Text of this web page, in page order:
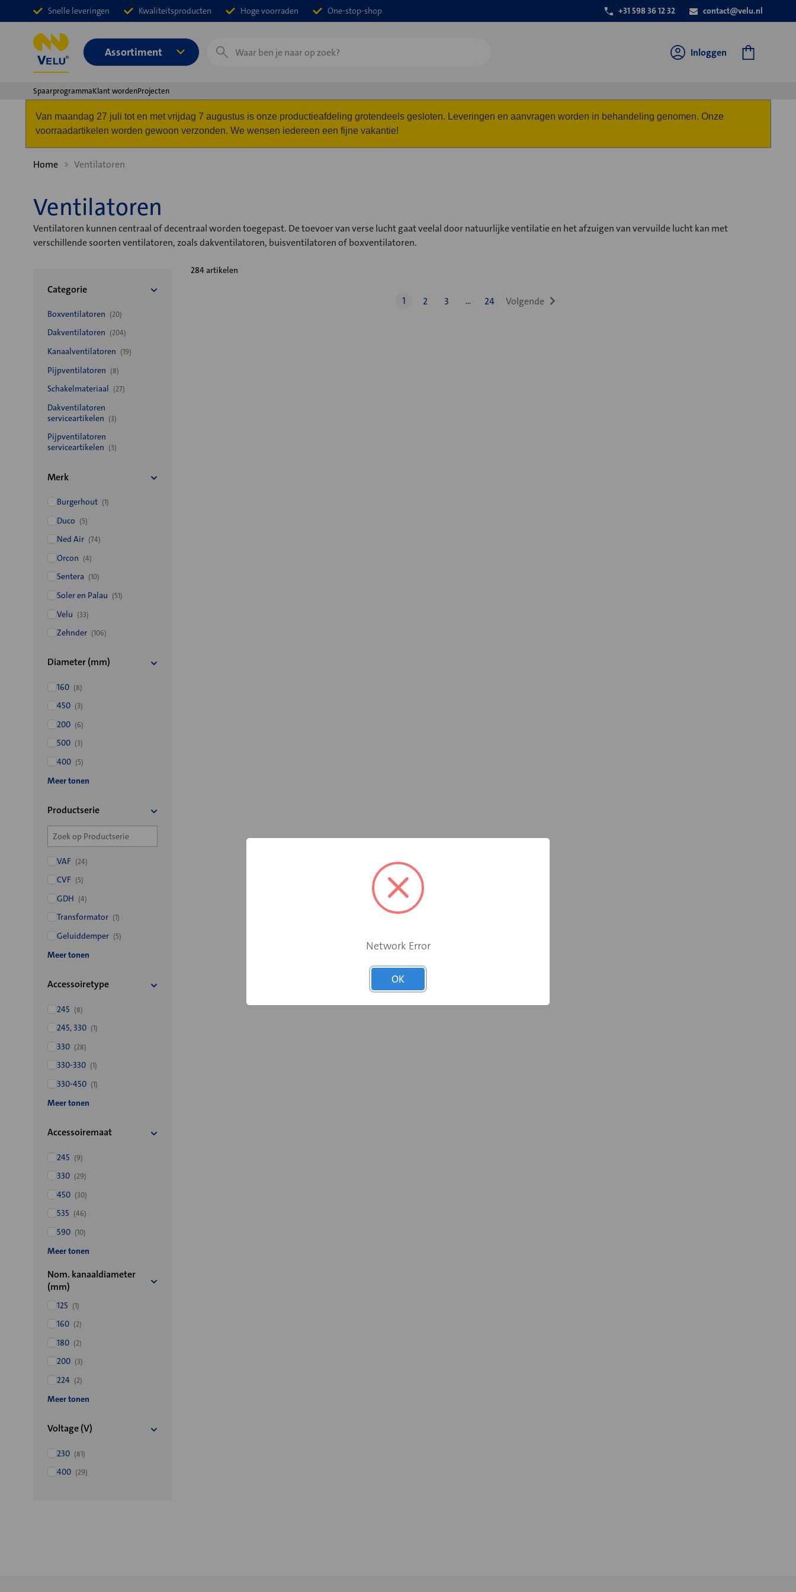
Snelle leveringen Kwaliteitsproducten Hoge voorraden One-stop-shop +31 598 36 12 32 contact@velu.nl
Assortiment
Zoeken
Inloggen
SpaarprogrammaKlant wordenProjecten
Van maandag 27 juli tot en met vrijdag 7 augustus is onze productieafdeling grotendeels gesloten. Leveringen en aanvragen worden in behandeling genomen. Onze
voorraadartikelen worden gewoon verzonden. We wensen iedereen een fijne vakantie!
Home Ventilatoren
Ventilatoren
Ventilatoren kunnen centraal of decentraal worden toegepast. De toevoer van verse lucht gaat veelal door natuurlijke ventilatie en het afzuigen van vervuilde lucht kan met
verschillende soorten ventilatoren, zoals dakventilatoren, buisventilatoren of boxventilatoren.
Categorie
Boxventilatoren (20)
Dakventilatoren (204)
Kanaalventilatoren (19)
Pijpventilatoren (8)
Schakelmateriaal (27)
Dakventilatoren
serviceartikelen (3)
Pijpventilatoren
serviceartikelen (3)
Merk
Burgerhout (1)
Duco (5)
Ned Air (74)
Orcon (4)
Sentera (10)
Soler en Palau (51)
Velu (33)
Zehnder (106)
Diameter (mm)
160 (8)
450 (3)
200 (6)
500 (3)
400 (5)
Meer tonen
Productserie
VAF (24)
CVF (5)
GDH (4)
Transformator (1)
Geluiddemper (5)
Meer tonen
Accessoiretype
245 (8)
245, 330 (1)
330 (28)
330-330 (1)
330-450 (1)
Meer tonen
Accessoiremaat
245 (9)
330 (29)
450 (30)
535 (46)
590 (10)
Meer tonen
Nom. kanaaldiameter
(mm)
125 (1)
160 (2)
180 (2)
200 (3)
224 (2)
Meer tonen
Voltage (V)
230 (81)
400 (29)
284 artikelen
1 2 3 … 24
Network Error
OK